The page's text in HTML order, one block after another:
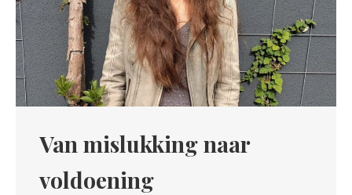
Van mislukking naar
voldoening